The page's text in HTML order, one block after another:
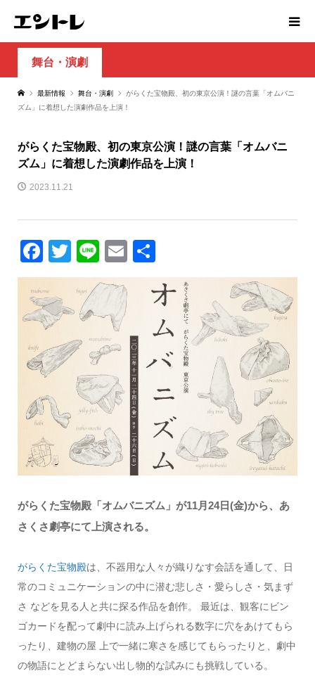
舞台・演劇
最新情報 舞台・演劇
がらくた宝物殿、初の東京公演！謎の言葉「オムバニ
ズム」に着想した演劇作品を上演！
がらくた宝物殿、初の東京公演！謎の言葉「オムバニ
ズム」に着想した演劇作品を上演！
2023.11.21
Facebook
Twitter
LineEmail
有
がらくた宝物殿「オムバニズム」が11月24日(金)から、あ
さくさ劇亭にて上演される。
がらくた宝物殿は、不器用な人々が織りなす会話を通して、日
常のコミュニケーションの中に潜む悲しさ・愛らしさ・気まず
さ などを見る人と共に探る作品を創作。 最近は、観客にビン
ゴカードを配って劇中に読み上げられる数字に穴をあけてもら
ったり、建物の屋 上で一緒に寒さを感じてもらったりと、劇中
の物語にとどまらない出し物的な試みにも挑戦している。